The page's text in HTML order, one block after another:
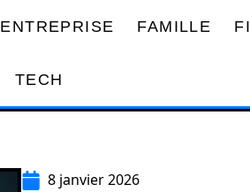
ENTREPRISE FAMILLE
TECH
8 janvier 2026